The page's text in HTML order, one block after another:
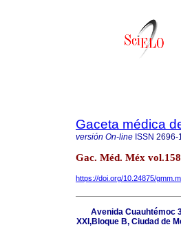
Gaceta médica
versión On-line ISSN 2696-
Gac. Méd. Méx
https://doi.org/10.24875/
Avenida Cuauhtémoc
XXI,Bloque B, Ciudad de